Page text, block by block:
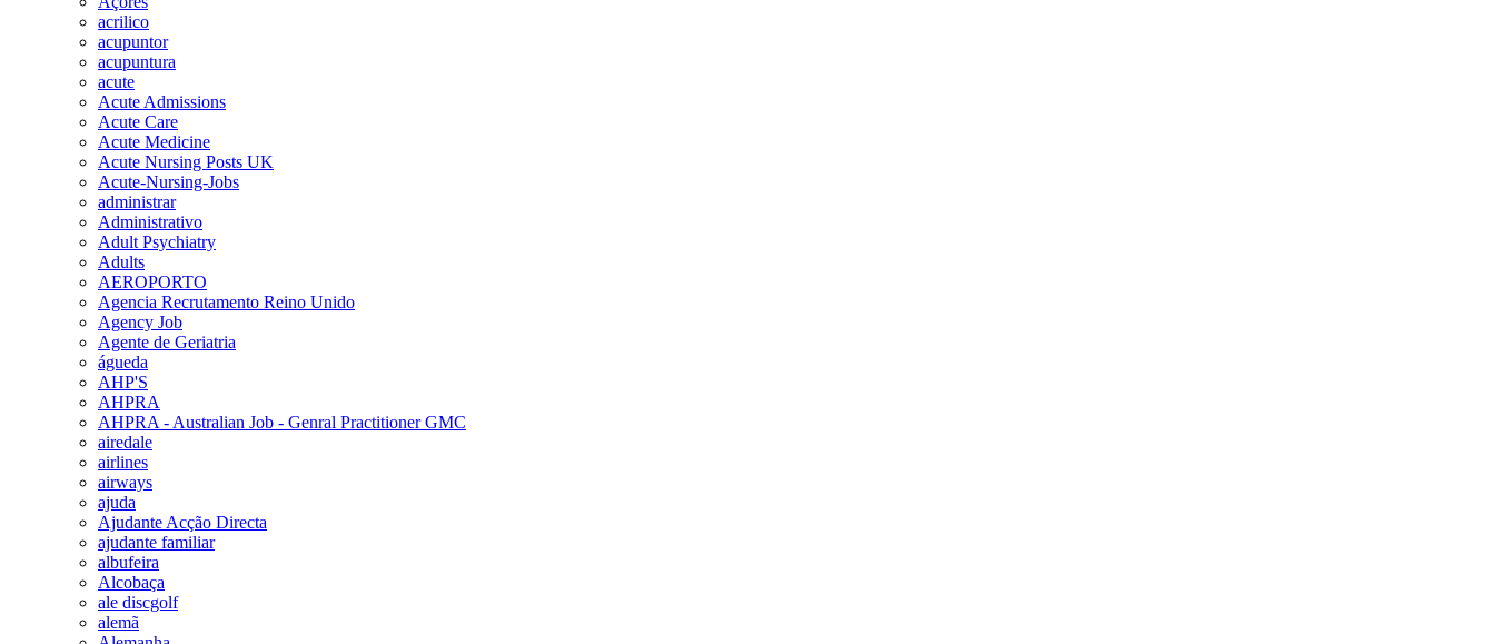
acrilico
acupuntor
acupuntura
acute
Acute Admissions
Acute Care
Acute Medicine
Acute Nursing Posts UK
Acute-Nursing-Jobs
administrar
Administrativo
Adult Psychiatry
Adults
AEROPORTO
Agencia Recrutamento Reino Unido
Agency Job
Agente de Geriatria
águeda
AHP'S
AHPRA
AHPRA - Australian Job - Genral Practitioner GMC
airedale
airlines
airways
ajuda
Ajudante Acção Directa
ajudante familiar
albufeira
Alcobaça
ale discgolf
alemã